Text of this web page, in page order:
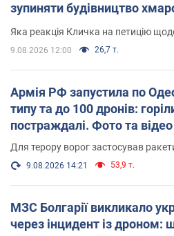
зупиняти будівництво
вірянина"
Яка реакція Кличка на петицію
9.08.2026 12:00 26,7 т.
Армія РФ запустила по
типу та до 100 дронів:
постраждалі. Фото та відео
Для терору ворог застосував
9.08.2026 14:21 53,9 т.
МЗС Болгарії викликало
через інцидент із дроном: